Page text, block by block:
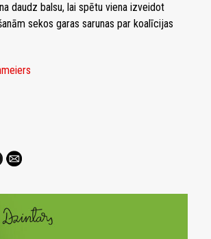
daudz balsu, lai spētu viena izveidot
sekos garas sarunas par koalīcijas